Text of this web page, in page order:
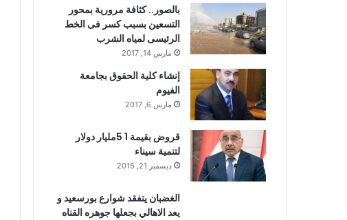
بالصور.. كثافة مرورية بمحور
التسعين بسبب كسر فى الخط
الرئيسى لمياه الشرب
مارس 14, 2017
إنشاء كلية الحقوق بجامعة
الفيوم
مارس 6, 2017
قروض بقيمة 1 5مليار دولار
لتنمية سيناء
ديسمبر 21, 2015
الغضبان يتفقد شوارع بورسعيد و
يعد الاهالي بجعلها جوهره القناه